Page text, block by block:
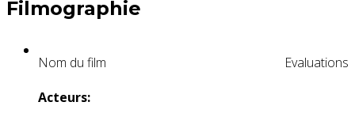
Filmographie
Nom du film
Evaluations
Acteurs: